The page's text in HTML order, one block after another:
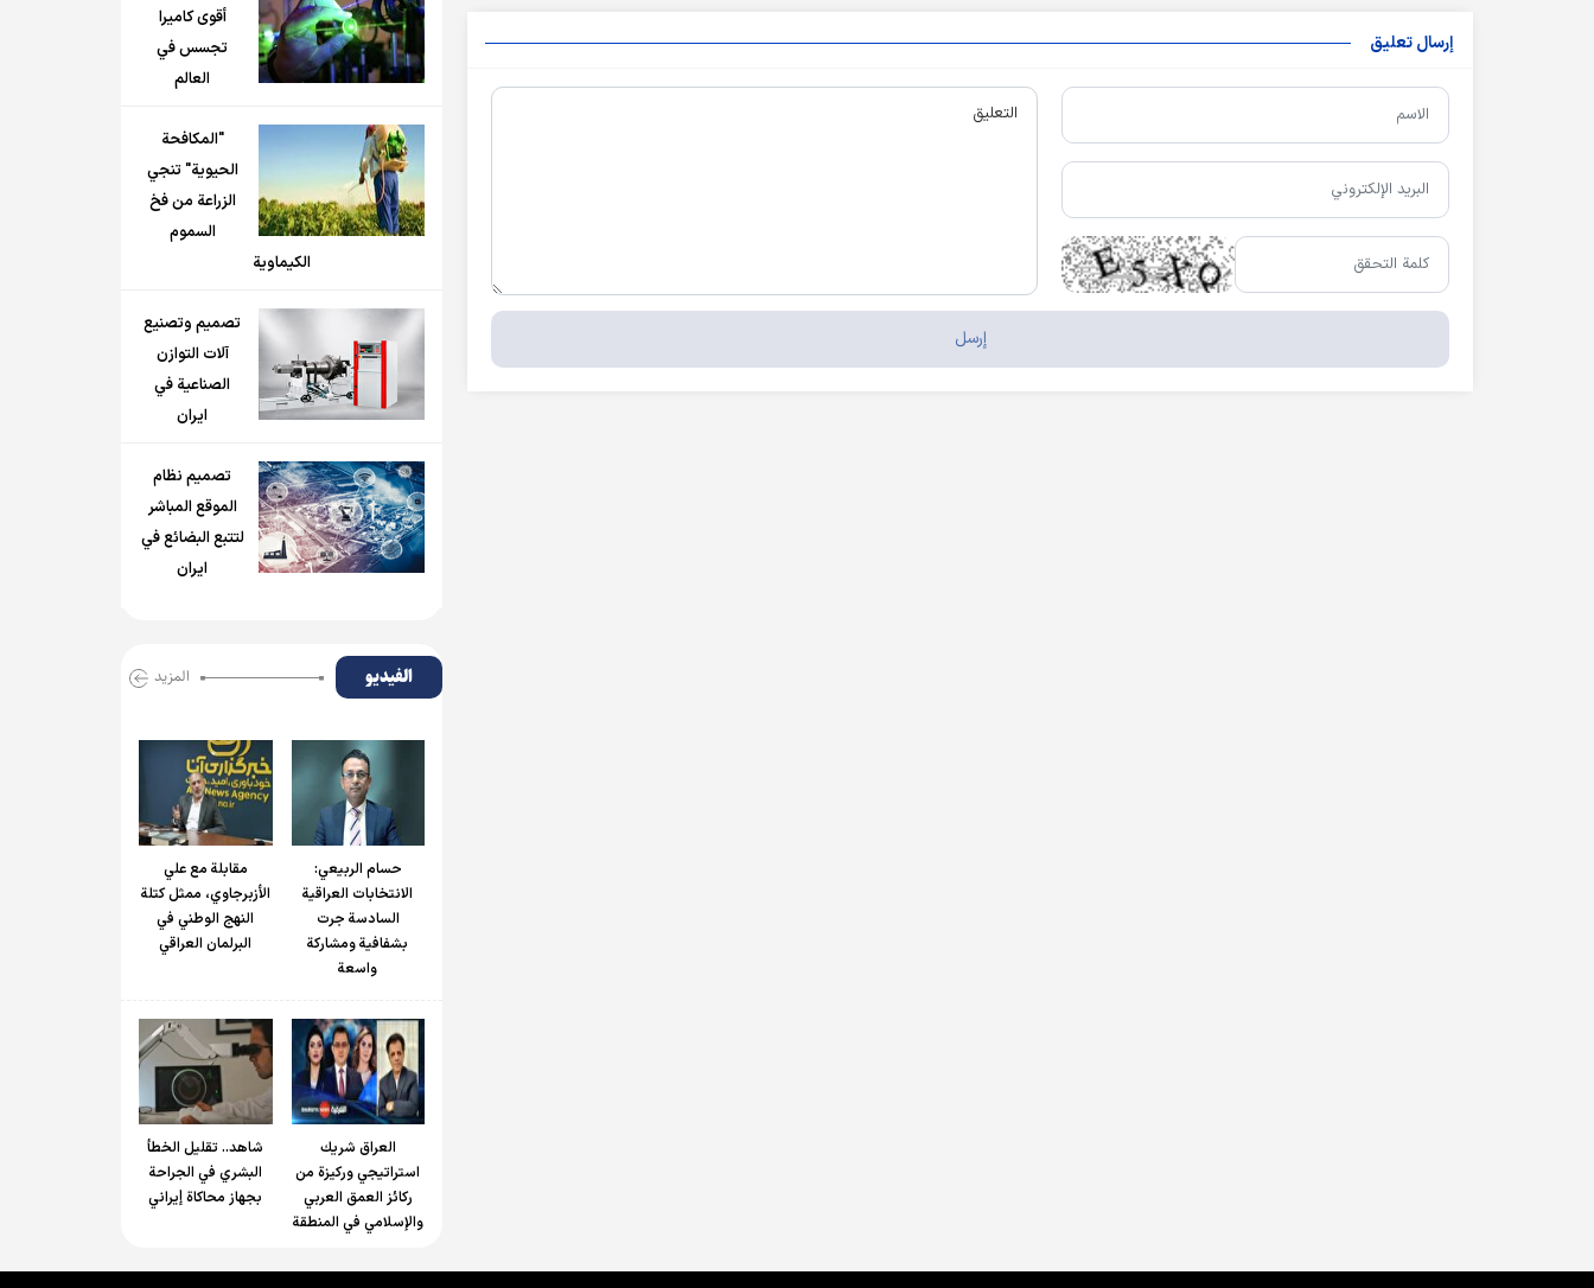
إرسال تعليق
أقوى كاميرا
تجسس في
العالم
"المكافحة
الحيوية" تنجي
الزراعة من فخ
السموم
الكيماوية
تصميم وتصنيع
آلات التوازن
الصناعية في
ايران
تصميم نظام
الموقع المباشر
لتتبع البضائع في
ايران
الفیدیو المزید
حسام الربیعي:
الانتخابات العراقية
السادسة جرت
بشفافية ومشاركة
واسعة
مقابلة مع علي
الأزبرجاوي، ممثل كتلة
النهج الوطني في
البرلمان العراقي
العراق شريك
استراتيجي وركيزة من
ركائز العمق العربي
والإسلامي في المنطقة
شاهد.. تقليل الخطأ
البشري في الجراحة
بجهاز محاكاة إيراني